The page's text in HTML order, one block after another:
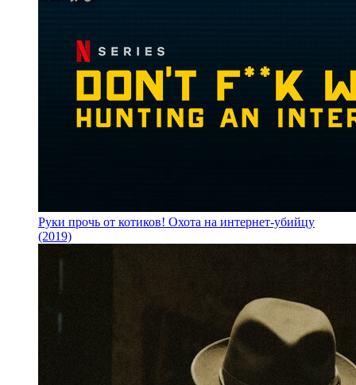
Руки прочь от котиков! Охота на интернет-убийцу
(2019)